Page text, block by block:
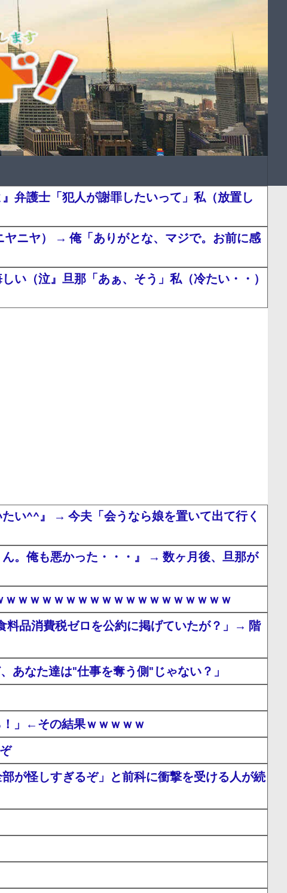
弁護士「犯人が謝罪したいって」私（放置し
ニヤ） → 俺「ありがとな、マジで。お前に感
い（泣』旦那「あぁ、そう」私（冷たい・・）
い^^』 → 今夫「会うなら娘を置いて出て行く
。俺も悪かった・・・』 → 数ヶ月後、旦那が
ｗｗｗｗｗｗｗｗｗｗｗｗｗｗｗｗｗｗ
料品消費税ゼロを公約に掲げていたが？」→ 階
あなた達は"仕事を奪う側"じゃない？」
！」←その結果ｗｗｗｗｗ
が怪しすぎるぞ」と前科に衝撃を受ける人が続